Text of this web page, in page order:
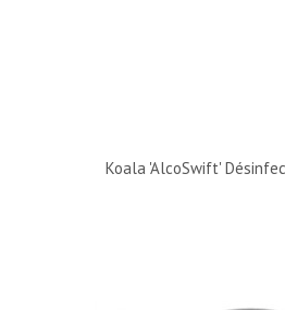
Koala 'AlcoSwift'